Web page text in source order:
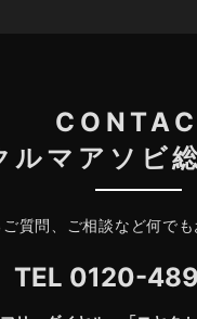
ルマアソビ
質問、ご相談など何で
TEL 0120-